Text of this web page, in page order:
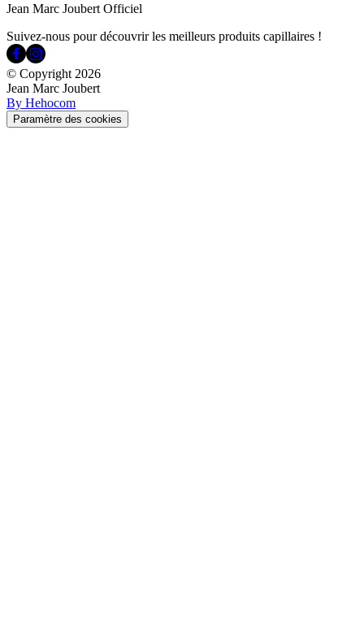
Jean Marc Joubert Officiel
Suivez-nous pour découvrir les meilleurs produits capillaires !
© Copyright 2026
Jean Marc Joubert
By Hehocom
Paramètre des cookies